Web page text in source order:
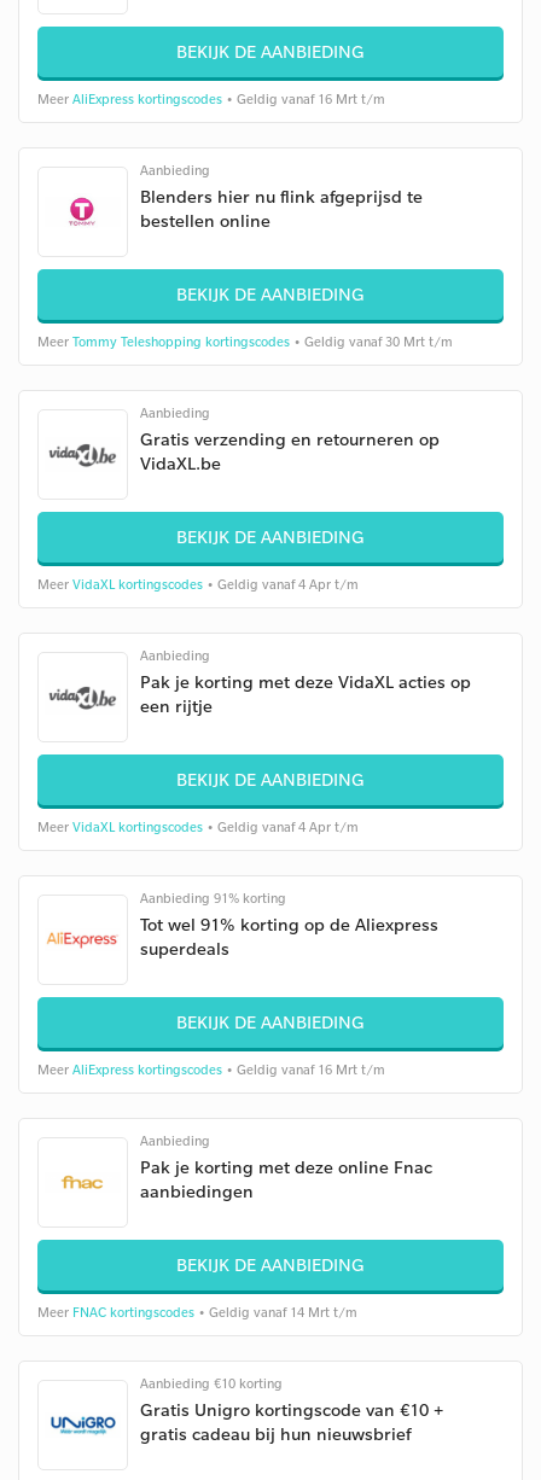
BEKIJK DE AANBIEDING
Meer AliExpress kortingscodes • Geldig vanaf 16 Mrt t/m
Aanbieding
Blenders hier nu flink afgeprijsd te
bestellen online
BEKIJK DE AANBIEDING
Meer Tommy Teleshopping kortingscodes • Geldig vanaf 30 Mrt t/m
Aanbieding
Gratis verzending en retourneren op
VidaXL.be
BEKIJK DE AANBIEDING
Meer VidaXL kortingscodes • Geldig vanaf 4 Apr t/m
Aanbieding
Pak je korting met deze VidaXL acties op
een rijtje
BEKIJK DE AANBIEDING
Meer VidaXL kortingscodes • Geldig vanaf 4 Apr t/m
Aanbieding 91% korting
Tot wel 91% korting op de Aliexpress
superdeals
BEKIJK DE AANBIEDING
Meer AliExpress kortingscodes • Geldig vanaf 16 Mrt t/m
Aanbieding
Pak je korting met deze online Fnac
aanbiedingen
BEKIJK DE AANBIEDING
Meer FNAC kortingscodes • Geldig vanaf 14 Mrt t/m
Aanbieding €10 korting
Gratis Unigro kortingscode van €10 +
gratis cadeau bij hun nieuwsbrief